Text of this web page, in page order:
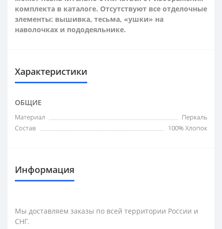
комплекта в каталоге. Отсутствуют все отделочные
элементы: вышивка, тесьма, «ушки» на
наволочках и пододеяльнике.
Характеристики
ОБЩИЕ
Материал
Перкаль
Состав
100% Хлопок
Информация
Мы доставляем заказы по всей территории России и
СНГ.